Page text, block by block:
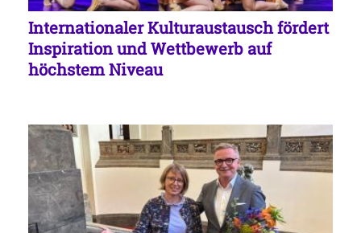
Internationaler Kulturaustausch fördert
Inspiration und Wettbewerb auf
höchstem Niveau